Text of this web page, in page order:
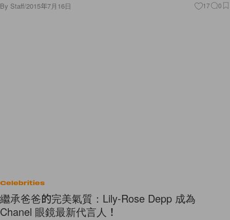
By Staff/2015年7月16日 17 0
Celebrities
繼承爸爸的完美氣質：Lily-Rose Depp 成為
Chanel 眼鏡最新代言人！